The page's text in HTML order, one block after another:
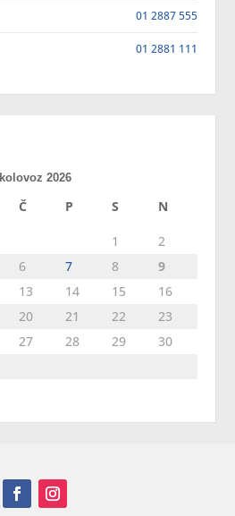
01 2887 555
01 2881 111
kolovoz 2026
Č P S N
1
2
6 7 8
9
13 14 15
16
20 21 22
23
27 28 29
30